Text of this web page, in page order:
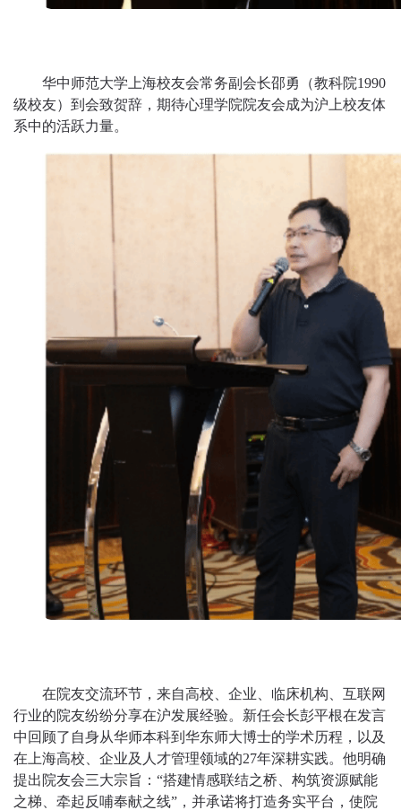
华中师范大学上海校友会常务副会长邵勇（教科院1990
级校友）到会致贺辞，期待心理学院院友会成为沪上校友体
系中的活跃力量。
在院友交流环节，来自高校、企业、临床机构、互联网
行业的院友纷纷分享在沪发展经验。新任会长彭平根在发言
中回顾了自身从华师本科到华东师大博士的学术历程，以及
在上海高校、企业及人才管理领域的27年深耕实践。他明确
提出院友会三大宗旨：“搭建情感联结之桥、构筑资源赋能
之梯、牵起反哺奉献之线”，并承诺将打造务实平台，使院